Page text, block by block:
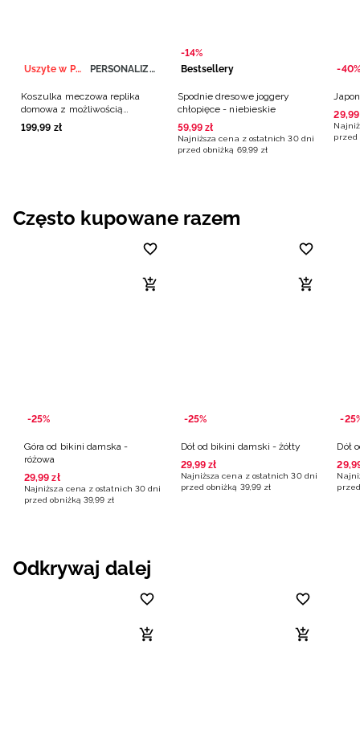
Uszyte w Polsce PERSONALIZACJA
Koszulka meczowa replika
domowa z możliwością
personalizacji męska 4F x
Polska Siatkówka - biała
199,99 zł
-14%
Bestsellery
Spodnie dresowe joggery
chłopięce - niebieskie
59,99 zł
Najniższa cena z ostatnich 30 dni
przed obniżką 69,99 zł
-40%
29,99
przed
Często kupowane razem
-25%
Góra od bikini damska -
różowa
29,99 zł
Najniższa cena z ostatnich 30 dni
przed obniżką 39,99 zł
-25%
Dół od bikini damski - żółty
29,99 zł
Najniższa cena z ostatnich 30 dni
przed obniżką 39,99 zł
-
Dół
29,
Odkrywaj dalej